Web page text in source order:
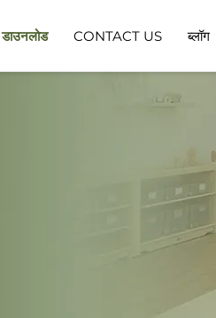
डाउनलोड CONTACT US ब्लॉग